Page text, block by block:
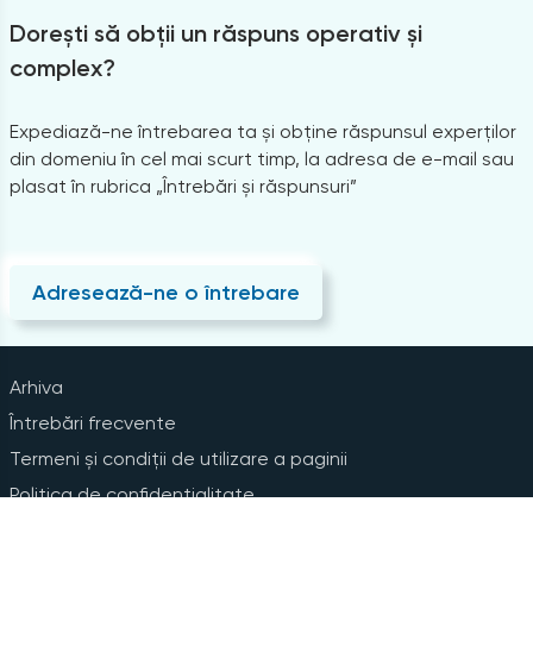
Dorești să obții un răspuns operativ și
complex?
Expediază-ne întrebarea ta și obține răspunsul experților
din domeniu în cel mai scurt timp, la adresa de e-mail sau
plasat în rubrica „Întrebări și răspunsuri”
Adresează-ne o întrebare
Arhiva
Întrebări frecvente
Termeni și condiții de utilizare a paginii
Politica de confidențialitate